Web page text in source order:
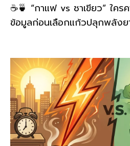
☕🍵 “กาแฟ vs ชาเขียว” ใคร
ข้อมูลก่อนเลือกแก้วปลุกพลังย